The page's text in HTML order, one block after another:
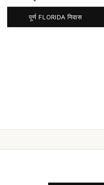
पूर्ण FLORIDA निवास